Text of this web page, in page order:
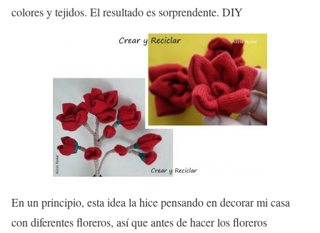
colores y tejidos. El resultado es sorprendente. DIY
En un principio, esta idea la hice pensando en decorar mi casa
con diferentes floreros, así que antes de hacer los floreros